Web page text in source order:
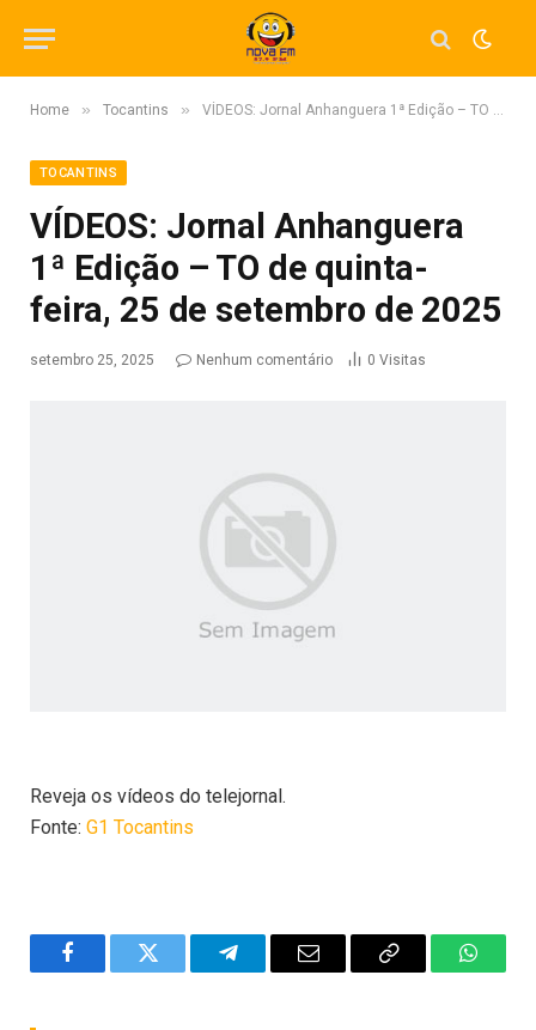
Home » Tocantins » VÍDEOS: Jornal Anhanguera 1ª Edição – TO de quinta-feira, 25 de setembro de 2025
TOCANTINS
VÍDEOS: Jornal Anhanguera
1ª Edição – TO de quinta-
feira, 25 de setembro de 2025
setembro 25, 2025 Nenhum comentário 0 Visitas
Reveja os vídeos do telejornal.
Fonte: G1 Tocantins
FacebookTwitter TelegramEmail
Copy